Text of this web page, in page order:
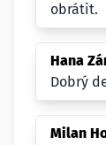
obrátit.
Hana
Dobrý
Milan